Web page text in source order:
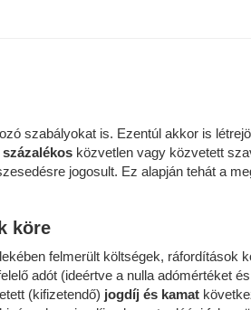
szabályokat is. Ezentúl akkor is
százalékos közvetlen vagy közvetett
jogosult. Ez alapján tehát a
köre
felmerült költségek, ráfordítások
adót (ideértve a nulla adómértéket
(kifizetendő) jogdíj és kamat